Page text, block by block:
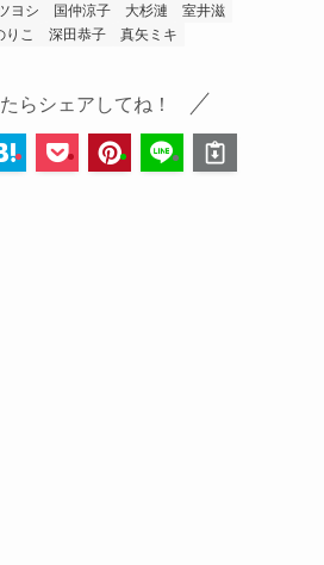
ヨシ 国仲涼子 大杉漣
室井滋
りこ 深田恭子 真矢ミキ
らシェアしてね！